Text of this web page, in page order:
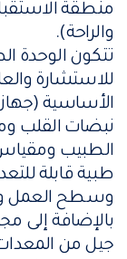
منطقة
والراحة).
تتكون الوحدة
للاستشارة
الأساسية
نبضات القلب
الطبيب ومقياس
طبية قابلة
وسطح العمل
بالإضافة إلى
جيل من المعدات